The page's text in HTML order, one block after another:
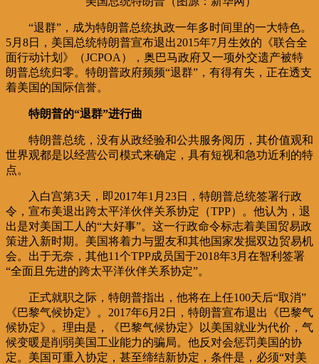
“退群”，成为特朗普总统执政一年多时间里的一大特色。
5月8日，美国总统特朗普宣布退出2015年7月生效的《联合全
面行动计划》（JCPOA），奥巴马政府又一项外交遗产被特
朗普总统归零。特朗普政府频频“退群”，有得有失，正在透支
着美国的国际信誉。
特朗普的“退群”进行曲
特朗普总统，没有从政经验和公共服务阅历，其价值观和
世界观都是以经营公司模式来确定，具有短视和急功近利的特
点。
入白宫第3天，即2017年1月23日，特朗普总统签署行政
令，宣布美退出跨太平洋伙伴关系协定（TPP）。他认为，退
出是对美国工人的“大好事”。这一行政命令标志着美国贸易政
策进入新时期。美国将着力与盟友和其他国家发掘双边贸易机
会。出于无奈，其他11个TPP成员国于2018年3月在智利签署
“全面且先进的跨太平洋伙伴关系协定”。
正式就职之际，特朗普指出，他将在上任100天后“取消”
《巴黎气候协定》。2017年6月2日，特朗普宣布退出《巴黎气
候协定》。理由是，《巴黎气候协定》以美国就业为代价，气
候变暖是削弱美国工业能力的骗局。他反对会惩罚美国的协
定。美国可重入协定，甚至缔结新协定，条件是，必须“对美